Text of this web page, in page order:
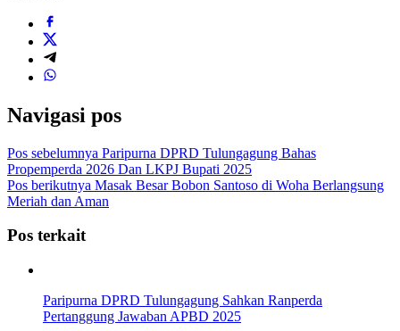
Navigasi pos
Pos sebelumnya Paripurna DPRD Tulungagung Bahas
Propemperda 2026 Dan LKPJ Bupati 2025
Pos berikutnya Masak Besar Bobon Santoso di Woha Berlangsung
Meriah dan Aman
Pos terkait
Paripurna DPRD Tulungagung Sahkan Ranperda
Pertanggung Jawaban APBD 2025